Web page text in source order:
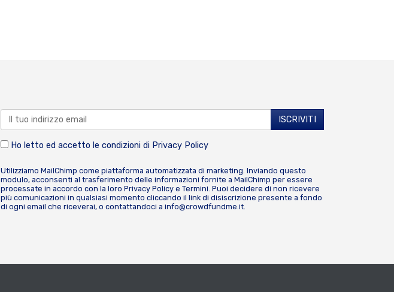
Ho letto ed accetto le condizioni di Privacy Policy
Utilizziamo MailChimp come piattaforma automatizzata di marketing. Inviando questo
modulo, acconsenti al trasferimento delle informazioni fornite a MailChimp per essere
processate in accordo con la loro Privacy Policy e Termini. Puoi decidere di non ricevere
più comunicazioni in qualsiasi momento cliccando il link di disiscrizione presente a fondo
di ogni email che riceverai, o contattandoci a info@crowdfundme.it.